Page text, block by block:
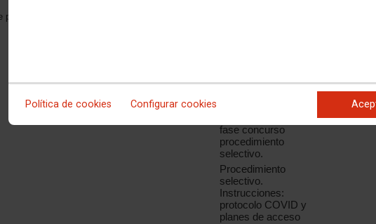
Política de cookies Configurar cookies
peticiones estará abierto entre los días 24 al 30
fase concurso
procedimiento
selectivo.
Procedimiento
selectivo.
Instrucciones:
protocolo COVID y
planes de acceso